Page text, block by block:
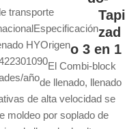
transporte
Especificación
HYOrigen
año
Tapi
zad
o 3 en 1
El Combi-block
de llenado, llenado
de alta velocidad se
moldeo por soplado de